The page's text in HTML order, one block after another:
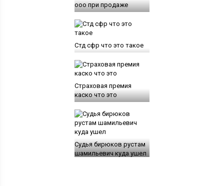
ооо при продаже
Стд сфр что это такое
Страховая премия
каско что это
Судья бирюков рустам
шамильевич куда ушел